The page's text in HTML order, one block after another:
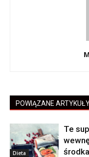
POWIĄZANE
Dieta
Te